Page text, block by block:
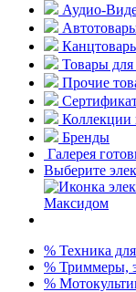
Аудио-
Товары
Прочие
Коллекции
Бренды
Галерея
Выберите
% Техника
% Триммеры,
%